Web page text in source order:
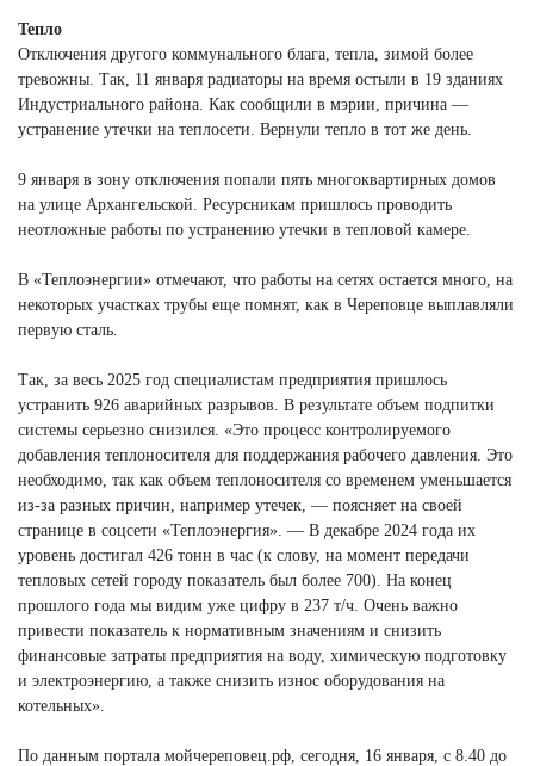
Тепло
Отключения другого коммунального блага, тепла, зимой более
тревожны. Так, 11 января радиаторы на время остыли в 19 зданиях
Индустриального района. Как сообщили в мэрии, причина —
устранение утечки на теплосети. Вернули тепло в тот же день.
9 января в зону отключения попали пять многоквартирных домов
на улице Архангельской. Ресурсникам пришлось проводить
неотложные работы по устранению утечки в тепловой камере.
В «Теплоэнергии» отмечают, что работы на сетях остается много, на
некоторых участках трубы еще помнят, как в Череповце выплавляли
первую сталь.
Так, за весь 2025 год специалистам предприятия пришлось
устранить 926 аварийных разрывов. В результате объем подпитки
системы серьезно снизился. «Это процесс контролируемого
добавления теплоносителя для поддержания рабочего давления. Это
необходимо, так как объем теплоносителя со временем уменьшается
из-за разных причин, например утечек, — поясняет на своей
странице в соцсети «Теплоэнергия». — В декабре 2024 года их
уровень достигал 426 тонн в час (к слову, на момент передачи
тепловых сетей городу показатель был более 700). На конец
прошлого года мы видим уже цифру в 237 т/ч. Очень важно
привести показатель к нормативным значениям и снизить
финансовые затраты предприятия на воду, химическую подготовку
и электроэнергию, а также снизить износ оборудования на
котельных».
По данным портала мойчереповец.рф, сегодня, 16 января, с 8.40 до